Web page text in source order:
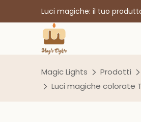
Luci magiche: il tuo
Magic Lights Prodotti
Luci magiche colorate